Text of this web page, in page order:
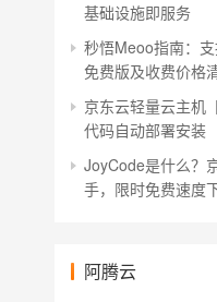
基础设施即服务
秒悟Meoo指南：支
免费版及收费价格
京东云轻量云主机
代码自动部署安装
JoyCode是什么？
手，限时免费速度
阿腾云